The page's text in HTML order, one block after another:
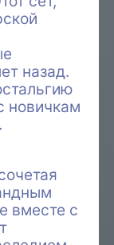
назад.
новичкам
вместе с